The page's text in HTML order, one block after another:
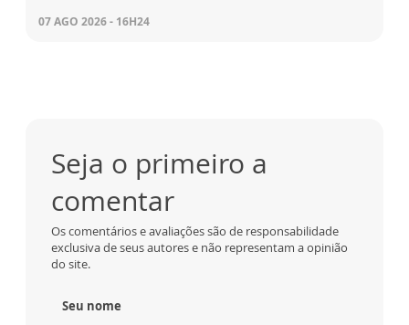
07 AGO 2026 - 16H24
Seja o primeiro a
comentar
Os comentários e avaliações são de responsabilidade
exclusiva de seus autores e não representam a opinião
do site.
Seu nome